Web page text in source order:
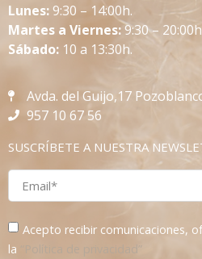
Lunes:9:30 – 14:00h.
Martes a Viernes:9:30 –
Sábado: 10 a 13:30h.
Avda. del Guijo,17
957 10 67 56
SUSCRÍBETE A NUESTRA
Acepto recibir comunicaciones,
la
“Política de privacidad”